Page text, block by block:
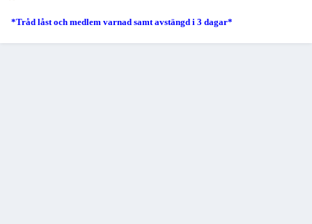
*Tråd låst och medlem varnad samt avstängd i 3 dagar*